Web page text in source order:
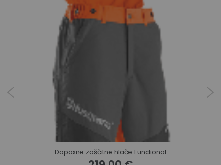
Dopasne zaščitne hlače Functional